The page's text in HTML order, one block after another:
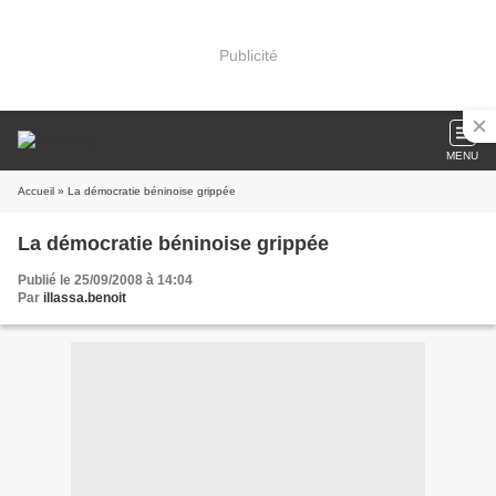
Publicité
MENU
Accueil » La démocratie béninoise grippée
La démocratie béninoise grippée
Publié le 25/09/2008 à 14:04
Par illassa.benoit